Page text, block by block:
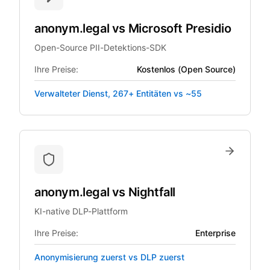
anonym.legal vs Microsoft Presidio
Open-Source PII-Detektions-SDK
Ihre Preise: Kostenlos (Open Source)
Verwalteter Dienst, 267+ Entitäten vs ~55
anonym.legal vs Nightfall
KI-native DLP-Plattform
Ihre Preise: Enterprise
Anonymisierung zuerst vs DLP zuerst